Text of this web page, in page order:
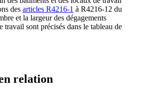
des articles R4216-1 à R4216-12 du
et la largeur des dégagements
travail sont précisés dans le tableau de
relation